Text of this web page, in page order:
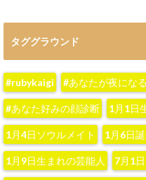
タググラウンド
#rubykaigi #あなたが夜にな
#あなた好みの顔診断 1月1日
1月4日ソウルメイト 1月6日
1月9日生まれの芸能人 7月1